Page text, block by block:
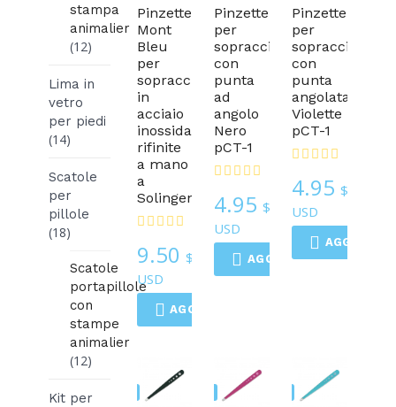
stampa
animalier
(12)
Lima in
vetro
per piedi
(14)
Scatole
per
pillole
(18)
Scatole
portapillole
con
stampe
animalier
(12)
Kit per
Pinzette
Mont
Bleu
per
sopracciglia,
in
acciaio
inossidabile,
rifinite
a mano
a
Solingen
9.50 $
USD
AGGIUNGI AL CARRELLO
Pinzette
per
sopracciglia
con
punta
ad
angolo
Nero
pCT-1
4.95$
USD
AGGIUNGI AL
Pinzette
per
sopracciglia
con
punta
angolata
Violette
pCT-1
4.95$
USD
AGGIUNGI
Pinzette Pinzette Pinzette